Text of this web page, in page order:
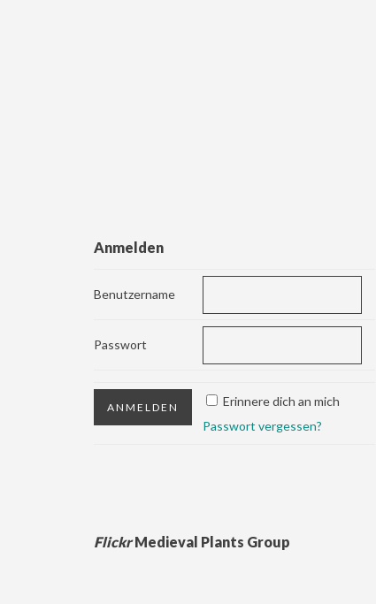
Anmelden
Benutzername
Passwort
Erinnere dich an mich
Passwort vergessen?
FlickrMedieval Plants Group